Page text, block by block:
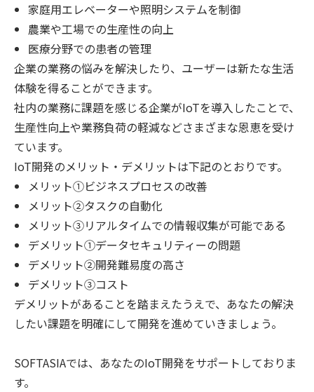
家庭用エレベーターや照明システムを制御
農業や工場での生産性の向上
医療分野での患者の管理
企業の業務の悩みを解決したり、ユーザーは新たな生活
体験を得ることができます。
社内の業務に課題を感じる企業がIoTを導入したことで、
生産性向上や業務負荷の軽減などさまざまな恩恵を受け
ています。
IoT開発のメリット・デメリットは下記のとおりです。
メリット①ビジネスプロセスの改善
メリット②タスクの自動化
メリット③リアルタイムでの情報収集が可能である
デメリット①データセキュリティーの問題
デメリット②開発難易度の高さ
デメリット③コスト
デメリットがあることを踏まえたうえで、あなたの解決
したい課題を明確にして開発を進めていきましょう。
SOFTASIAでは、あなたのIoT開発をサポートしておりま
す。